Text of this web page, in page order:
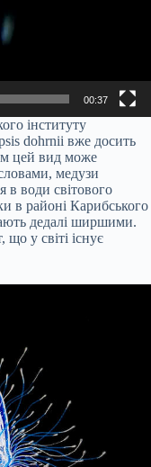
00:37
інституту
dohrnii вже досить
цей вид може
медузи
в води світового
в районі Карибського
дедалі ширшими.
у світі існує